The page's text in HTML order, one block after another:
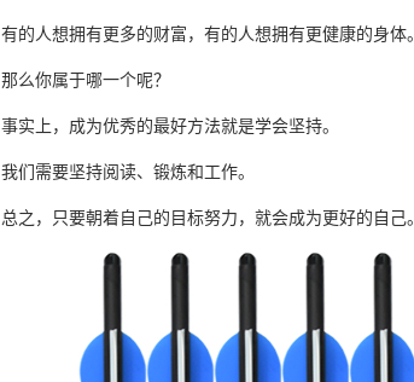
有的人想拥有更多的财富，有的人想拥有更健康的身体。
那么你属于哪一个呢？
事实上，成为优秀的最好方法就是学会坚持。
我们需要坚持阅读、锻炼和工作。
总之，只要朝着自己的目标努力，就会成为更好的自己。